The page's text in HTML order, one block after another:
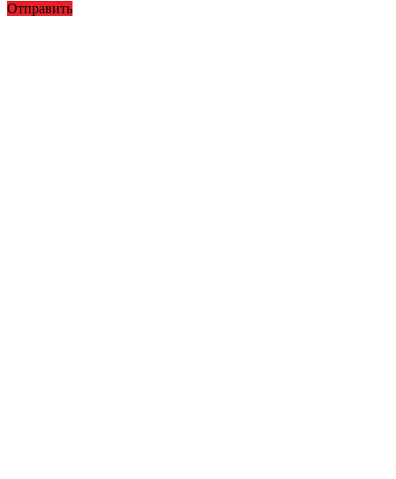
Отправить